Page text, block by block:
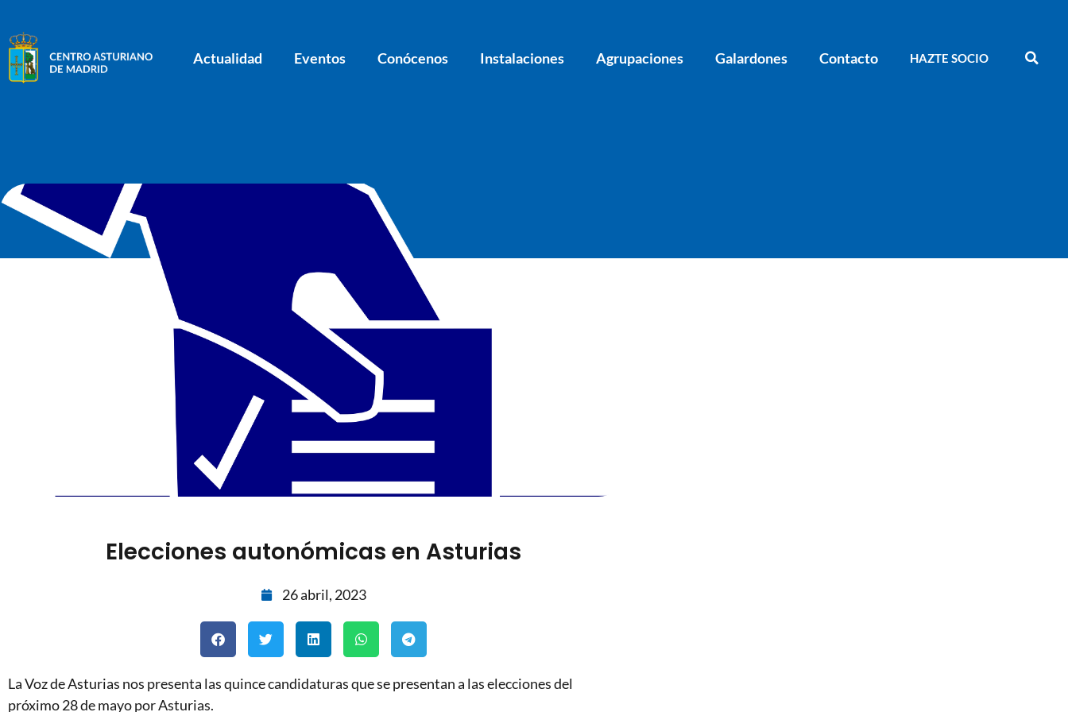
Actualidad Eventos Conócenos Instalaciones Agrupaciones Galardones Contacto HAZTE SOCIO
Elecciones autonómicas en Asturias
26 abril, 2023
La Voz de Asturias nos presenta las quince candidaturas que se presentan a las elecciones del
próximo 28 de mayo por Asturias.